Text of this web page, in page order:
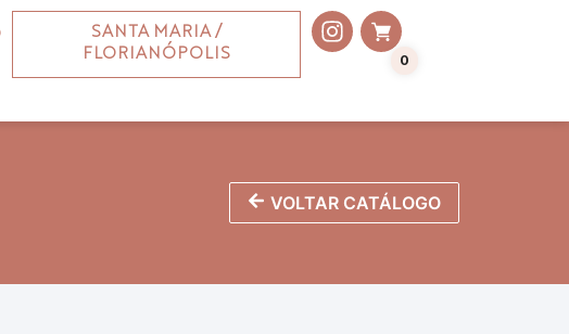
SANTA MARIA /
FLORIANÓPOLIS
0
VOLTAR CATÁLOGO